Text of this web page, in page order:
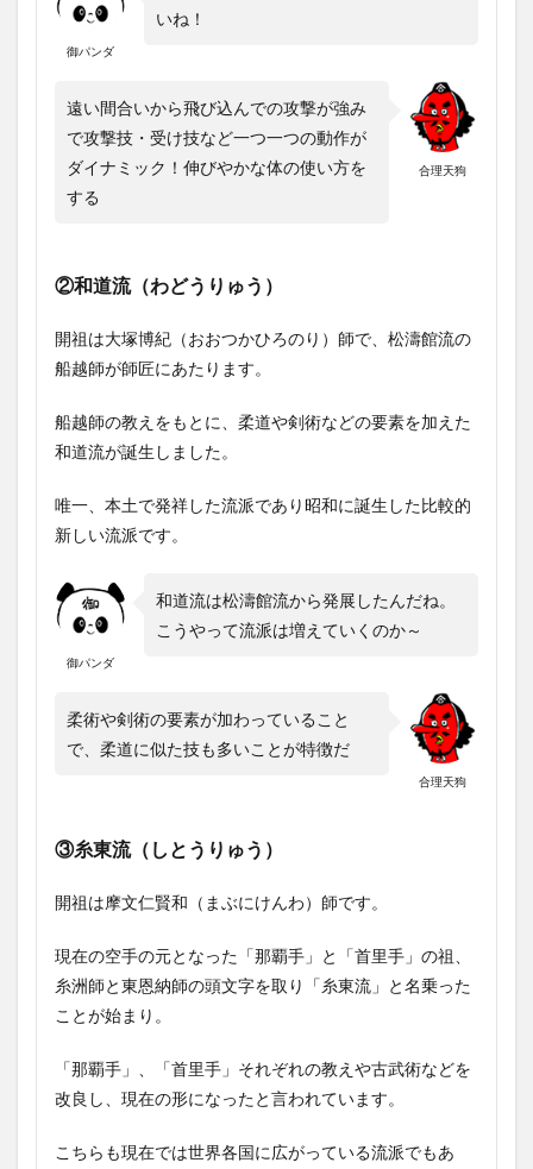
御パンダ
いね！
合理天狗
遠い間合いから飛び込んでの攻撃が強み
で攻撃技・受け技など一つ一つの動作が
ダイナミック！伸びやかな体の使い方を
する
②和道流（わどうりゅう）
開祖は大塚博紀（おおつかひろのり）師で、松濤館流の
船越師が師匠にあたります。
船越師の教えをもとに、柔道や剣術などの要素を加えた
和道流が誕生しました。
唯一、本土で発祥した流派であり昭和に誕生した比較的
新しい流派です。
御パンダ
和道流は松濤館流から発展したんだね。
こうやって流派は増えていくのか～
合理天狗
柔術や剣術の要素が加わっていること
で、柔道に似た技も多いことが特徴だ
③糸東流（しとうりゅう）
開祖は摩文仁賢和（まぶにけんわ）師です。
現在の空手の元となった「那覇手」と「首里手」の祖、
糸洲師と東恩納師の頭文字を取り「糸東流」と名乗った
ことが始まり。
「那覇手」、「首里手」それぞれの教えや古武術などを
改良し、現在の形になったと言われています。
こちらも現在では世界各国に広がっている流派でもあ